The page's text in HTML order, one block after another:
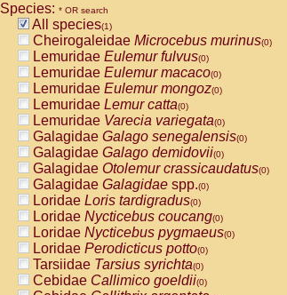
Species: * OR search
All species(1)
Cheirogaleidae Microcebus murinus(0)
Lemuridae Eulemur fulvus(0)
Lemuridae Eulemur macaco(0)
Lemuridae Eulemur mongoz(0)
Lemuridae Lemur catta(0)
Lemuridae Varecia variegata(0)
Galagidae Galago senegalensis(0)
Galagidae Galago demidovii(0)
Galagidae Otolemur crassicaudatus(0)
Galagidae Galagidae spp.(0)
Loridae Loris tardigradus(0)
Loridae Nycticebus coucang(0)
Loridae Nycticebus pygmaeus(0)
Loridae Perodicticus potto(0)
Tarsiidae Tarsius syrichta(0)
Cebidae Callimico goeldii(0)